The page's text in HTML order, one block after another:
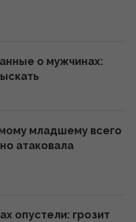
манипуляции:
планы
использовать
Украину: аналитик
взгляда на
о мужчинах:
младшему всего
атаковала
опустели: грозит